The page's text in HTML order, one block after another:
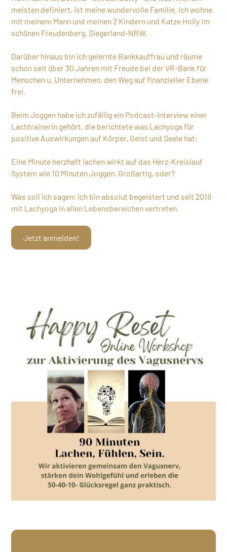
meisten definiert, ist meine wundervolle Familie. Ich wohne
mit meinem Mann und meinen 2 Kindern und Katze Holly im
schönen Freudenberg, Siegerland-NRW.
Darüber hinaus bin ich gelernte Bankkauffrau und räume
schon seit über 30 Jahren mit Freude bei der VR-Bank für
Menschen u. Unternehmen, den Weg auf finanzieller Ebene
frei.
Beim Joggen habe ich zufällig ein Podcast-Interview einer
Lachtrainerin gehört, die berichtete was Lachyoga für
positive Auswirkungen auf Körper, Geist und Seele hat:
Eine Minute herzhaft lachen wirkt auf das Herz-Kreislauf
System wie 10 Minuten Joggen. Großartig, oder?
Was soll ich sagen; ich bin absolut begeistert und seit 2019
mit Lachyoga in allen Lebensbereichen vertreten.
Jetzt anmelden!